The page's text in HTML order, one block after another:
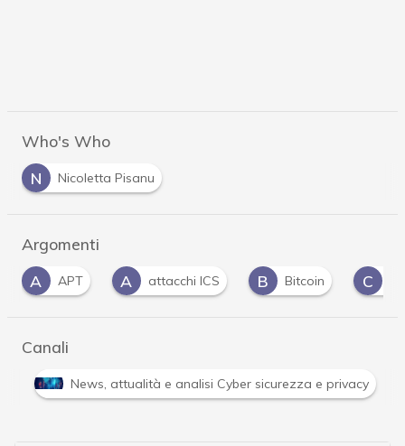
Who's Who
N
Nicoletta Pisanu
Argomenti
A
attacchi ICS B Bitcoin C Cyber crime
Canali
Attacchi hacker e Malware: le ultime news in tempo